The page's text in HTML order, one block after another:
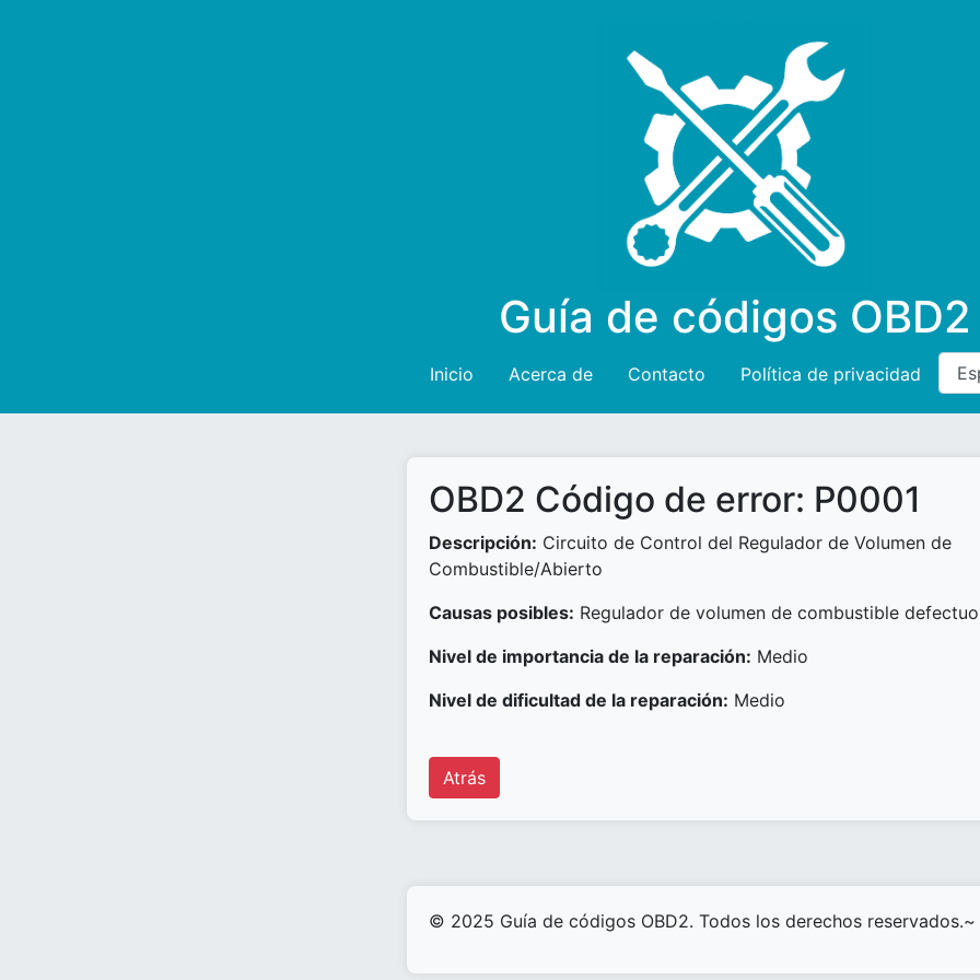
Guía de códigos OBD2
Inicio Acerca de Contacto Política de privacidad
OBD2 Código de error: P0001
Descripción: Circuito de Control del Regulador de Volumen de
Combustible/Abierto
Causas posibles: Regulador de volumen de combustible
Nivel de importancia de la reparación: Medio
Nivel de dificultad de la reparación: Medio
Atrás
© 2025 Guía de códigos OBD2. Todos los derechos reservados.~